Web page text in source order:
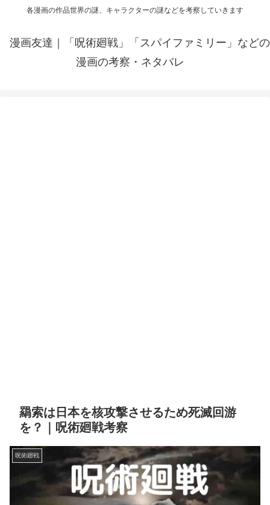
各漫画の作品世界の謎、キャラクターの謎などを考察していきます
漫画友達｜「呪術廻戦」「スパイファミリー」などの
漫画の考察・ネタバレ
羂索は日本を核攻撃させるため死滅回游
を？｜呪術廻戦考察
呪術廻戦